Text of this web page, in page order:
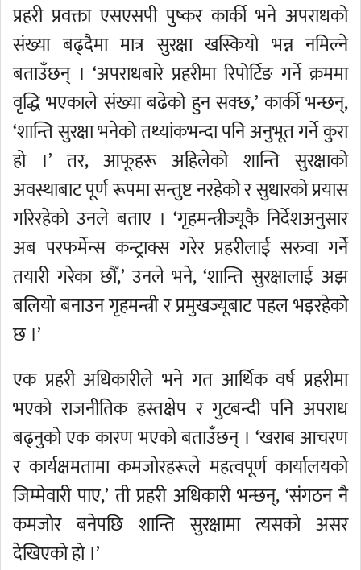
प्रहरी प्रवक्ता एसएसपी पुष्कर कार्की भने अपराधको
संख्या बढ्दैमा मात्र सुरक्षा खस्कियो भन्न नमिल्ने
बताउँछन् । ‘अपराधबारे प्रहरीमा रिपोर्टिङ गर्ने क्रममा
वृद्धि भएकाले संख्या बढेको हुन सक्छ,’ कार्की भन्छन्,
‘शान्ति सुरक्षा भनेको तथ्यांकभन्दा पनि अनुभूत गर्ने कुरा
हो ।’ तर, आफूहरू अहिलेको शान्ति सुरक्षाको
अवस्थाबाट पूर्ण रूपमा सन्तुष्ट नरहेको र सुधारको प्रयास
गरिरहेको उनले बताए । ‘गृहमन्त्रीज्यूकै निर्देशअनुसार
अब परफर्मेन्स कन्ट्राक्स गरेर प्रहरीलाई सरुवा गर्ने
तयारी गरेका छौँ,’ उनले भने, ‘शान्ति सुरक्षालाई अझ
बलियो बनाउन गृहमन्त्री र प्रमुखज्यूबाट पहल भइरहेको
छ ।’
एक प्रहरी अधिकारीले भने गत आर्थिक वर्ष प्रहरीमा
भएको राजनीतिक हस्तक्षेप र गुटबन्दी पनि अपराध
बढ्नुको एक कारण भएको बताउँछन् । ‘खराब आचरण
र कार्यक्षमतामा कमजोरहरूले महत्वपूर्ण कार्यालयको
जिम्मेवारी पाए,’ ती प्रहरी अधिकारी भन्छन्, ‘संगठन नै
कमजोर बनेपछि शान्ति सुरक्षामा त्यसको असर
देखिएको हो ।’